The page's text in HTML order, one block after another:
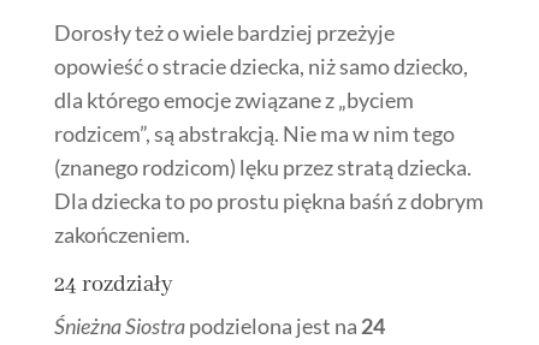
Dorosły też o wiele bardziej przeżyje
opowieść o stracie dziecka, niż samo dziecko,
dla którego emocje związane z „byciem
rodzicem”, są abstrakcją. Nie ma w nim tego
(znanego rodzicom) lęku przez stratą dziecka.
Dla dziecka to po prostu piękna baśń z dobrym
zakończeniem.
24 rozdziały
Śnieżna Siostrapodzielona jest na 24